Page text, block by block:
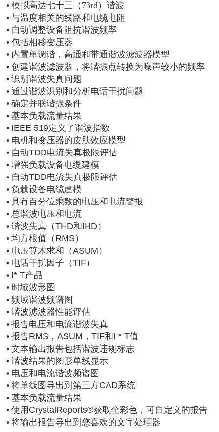
• 模拟高达七十三 （73rd）谐波
• 与温度相关的线路和电缆电阻
• 自动调整设备阻抗谐波频率
• 包括相移变压器
• 内置单调谐，高通和带通谐波滤波器模型
• 创建谐波滤波器，将谐振点转换为噪声较小的频率
• 识别谐波失真问题
• 通过谐波识别和分析电话干扰问题
• 确定并联谐振条件
• 基本负载流量结果
• IEEE 519定义了谐波指数
• 电机和变压器的皮肤效应模型
• 自动TDD电流失真极限评估
• 增强负载设备电缆建模
• 自动TDD电流失真极限评估
• 负载设备电缆建模
• 具有百分位乘数的电压和电流警报
• 总谐波电压和电流
• 谐波失真（THD和IHD）
• 均方根值（RMS）
• 电压算术求和（ASUM）
• 电话干扰因子（TIF）
• I* T产品
• 时域波形图
• 频域谐波频谱图
• 谐波滤波器性能评估
• 报告电压和电流谐波失真
• 报告RMS，ASUM，TIF和I * T值
• 文本输出报告包括谐波违规标志
• 谐波结果的图形单线显示
• 电压和电流谐波频谱图
• 将单线图导出到第三方CAD系统
• 基本负载流量结果
• 使用CrystalReports®获取全彩色，可自定义的报告
• 将输出报告导出到您喜欢的文字处理器